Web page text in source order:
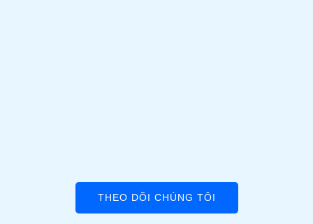
THEO DÕI CHÚNG TÔI